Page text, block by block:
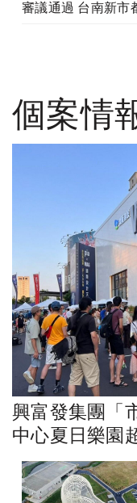
審議通過 台南新市
個案情
興富發集團「
中心夏日樂園